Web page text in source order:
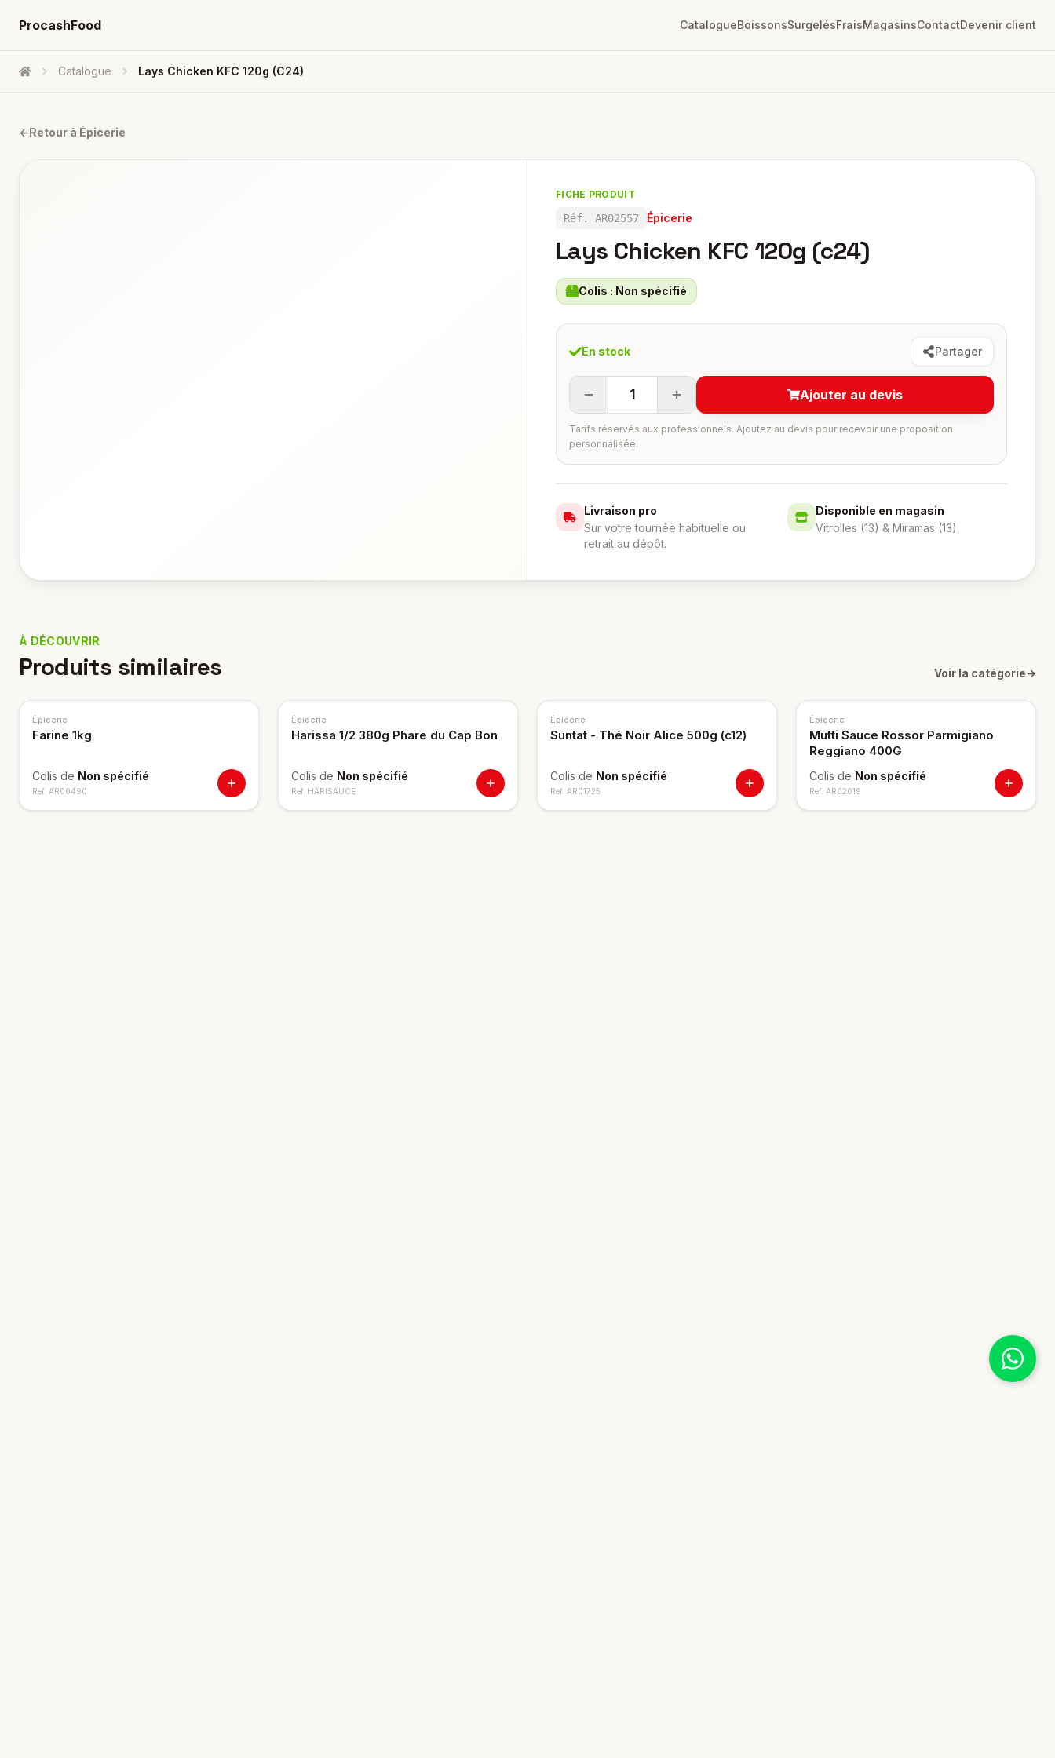
ProcashFood CatalogueBoissonsSurgelésFraisMagasinsContactDevenir client
Accueil Catalogue Lays Chicken KFC 120g (c24)
←Retour à Épicerie
FICHE PRODUIT
Réf. AR02557 Épicerie
Lays Chicken KFC 120g (c24)
Colis : Non spécifié
En stock Partager
1 Ajouter au devis
Tarifs réservés aux professionnels. Ajoutez au devis pour recevoir une proposition
personnalisée.
Livraison pro
Sur votre tournée habituelle ou
retrait au dépôt.
Disponible en magasin
Vitrolles (13) & Miramas (13)
À DÉCOUVRIR
Produits similaires Voir la catégorie→
Épicerie
Farine 1kg
Colis de Non spécifié
Ref. AR00490
Épicerie
Harissa 1/2 380g Phare du Cap Bon
Colis de Non spécifié
Ref. HARISAUCE
Épicerie
Suntat - Thé Noir Alice 500g (c12)
Colis de Non spécifié
Ref. AR01725
Épicerie
Mutti Sauce Rossor Parmigiano
Reggiano 400G
Colis de Non spécifié
Ref. AR02019